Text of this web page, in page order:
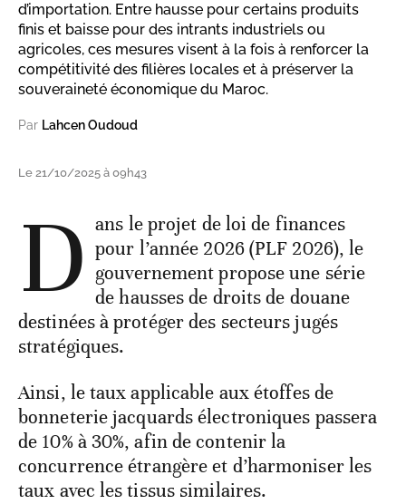
d’importation. Entre hausse pour certains produits
finis et baisse pour des intrants industriels ou
agricoles, ces mesures visent à la fois à renforcer la
compétitivité des filières locales et à préserver la
souveraineté économique du Maroc.
Par Lahcen Oudoud
Le 21/10/2025 à 09h43
D ans le projet de loi de finances
pour l’année 2026 (PLF 2026), le
gouvernement propose une série
de hausses de droits de douane
destinées à protéger des secteurs jugés
stratégiques.
Ainsi, le taux applicable aux étoffes de
bonneterie jacquards électroniques passera
de 10% à 30%, afin de contenir la
concurrence étrangère et d’harmoniser les
taux avec les tissus similaires.